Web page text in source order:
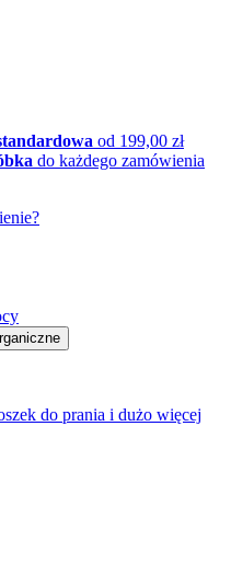
od 199,00 zł
do każdego zamówienia
do prania i dużo więcej